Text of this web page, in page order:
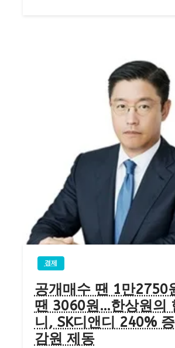
경제
공개매수 땐 1만2750
땐 3060원…한상원의
니, SK디앤디 240%
감원 제동